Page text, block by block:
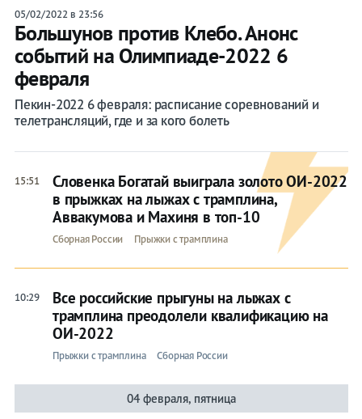
05/02/2022 в 23:56
Большунов против Клебо. Анонс
событий на Олимпиаде-2022 6
февраля
Пекин-2022 6 февраля: расписание соревнований и
телетрансляций, где и за кого болеть
15:51
Словенка Богатай выиграла золото ОИ-2022
в прыжках на лыжах с трамплина,
Аввакумова и Махиня в топ-10
Сборная России Прыжки с трамплина
10:29
Все российские прыгуны на лыжах с
трамплина преодолели квалификацию на
ОИ-2022
Прыжки с трамплина Сборная России
04 февраля, пятница